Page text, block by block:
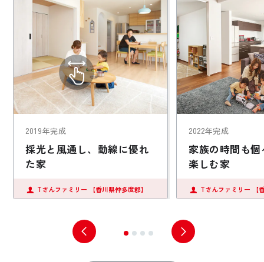
2019年完成
採光と風通し、動線に優れ
た家
Tさんファミリー 【香川県仲多度郡】
2022年完成
家族の時間も
楽しむ家
Tさんファミリー 【